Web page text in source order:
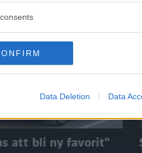
Data Deletion Data
att bli ny favorit”